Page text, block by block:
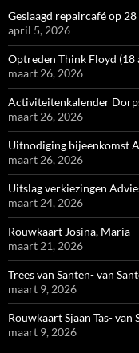
Geslaagd repaircafé op
april 5, 2026
Optreden Think Floyd
maart 26, 2026
Activiteitenkalender
maart 26, 2026
Uitnodiging bijeenkomst
maart 26, 2026
Uitslag verkiezingen
maart 24, 2026
Rouwkaart Josina, Maria
maart 21, 2026
Trees van Santen- van
maart 9, 2026
Rouwkaart Sjaan Tas- van
maart 9, 2026